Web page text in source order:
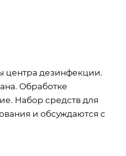
центра дезинфекции.
Обработке
Набор средств для
и обсуждаются с